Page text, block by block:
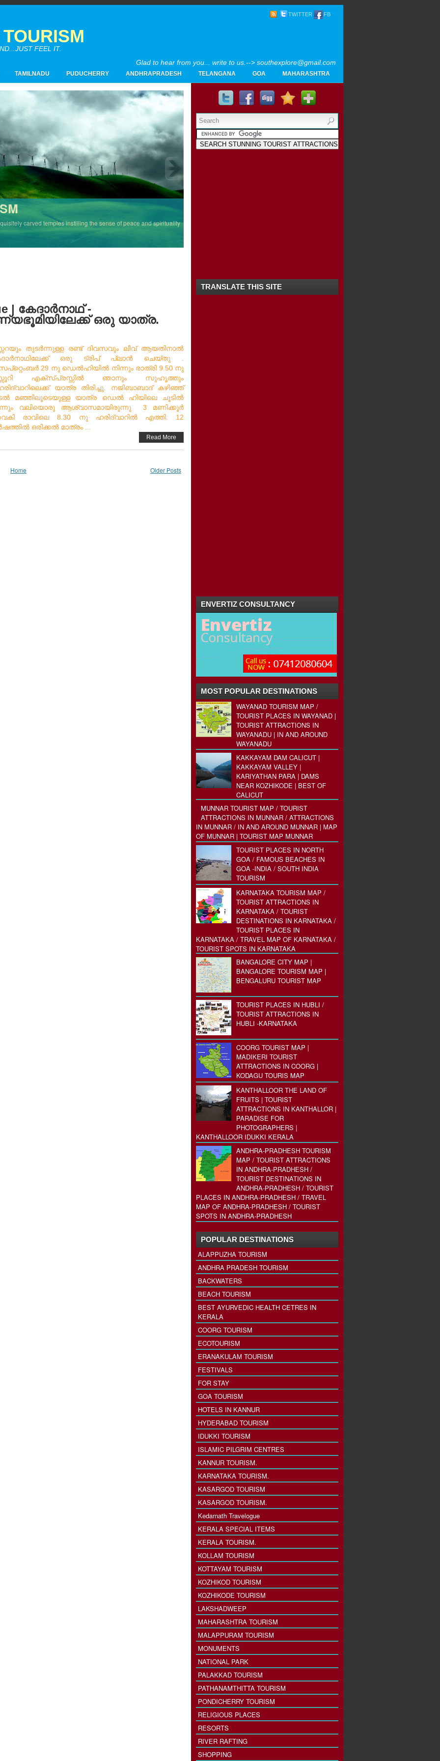
TWITTER FB
FEEL IT.
Glad to hear from you... write to us.--> southexplore@gmail.com
Home
SOUTH INDIA TOURISM PHOTOS
MAPS
LIKE
Powered byBlogger.
Archives
▼2017(4)
▼ 10/15 - 10/22
Kedarnath Travelogue | കേദാർനാഥ് - ഹിമാലയത്തിലെ പു...
(1)
►05/21 - 05/28(1)
02/19 - 02/26
►2016(26)
2015(28)
TAMILNADU PUDUCHERRY ANDHRAPRADESH TELANGANA GOA MAHARASHTRA
carved temples instilling the sense of peace and spirituality
| കേദാർനാഥ് -
ഒരു യാത്ര.
തുടർന്നുള്ള രണ്ട്‌ ദിവസവും ലീവ്‌ ആയതിനാൽ
ഒരു ട്രിപ്‌ പ്ലാൻ ചെയ്‌തു .
29 നു ഡെൽഹിയിൽ നിന്നും രാത്രി 9.50 നു
എക്സ്പ്രസ്സിൽ ഞാനും സുഹൃത്തും
യാത്ര തിരിച്ചു. നജിബാബാദ്‌ കഴിഞ്ഞ്‌
മഞ്ഞിലൂടെയുള്ള യാത്ര ഡെൽ ഹിയിലെ ചൂടിൽ
വലിയൊരു ആശ്വാസമായിരുന്നു 3 മണിക്കൂർ
രാവിലെ 8.30 നു ഹരിദ്വാറിൽ എത്തി. 12
ഒരിക്കൽ മാത്രം ...
Read More
Older Posts
Home
TRANSLATE THIS SITE
ENVERTIZ CONSULTANCY
MOST POPULAR DESTINATIONS
WAYANAD TOURISM MAP /
TOURIST PLACES IN WAYANAD |
TOURIST ATTRACTIONS IN
WAYANADU | IN AND AROUND
WAYANADU
KAKKAYAM DAM CALICUT |
KAKKAYAM VALLEY |
KARIYATHAN PARA | DAMS
NEAR KOZHIKODE | BEST OF
CALICUT
MUNNAR TOURIST MAP / TOURIST
ATTRACTIONS IN MUNNAR / ATTRACTIONS
IN MUNNAR / IN AND AROUND MUNNAR | MAP
OF MUNNAR | TOURIST MAP MUNNAR
TOURIST PLACES IN NORTH
GOA / FAMOUS BEACHES IN
GOA -INDIA / SOUTH INDIA
TOURISM
KARNATAKA TOURISM MAP /
TOURIST ATTRACTIONS IN
KARNATAKA / TOURIST
DESTINATIONS IN KARNATAKA /
TOURIST PLACES IN
KARNATAKA / TRAVEL MAP OF KARNATAKA /
TOURIST SPOTS IN KARNATAKA
BANGALORE CITY MAP |
BANGALORE TOURISM MAP |
BENGALURU TOURIST MAP
TOURIST PLACES IN HUBLI /
TOURIST ATTRACTIONS IN
HUBLI -KARNATAKA
COORG TOURIST MAP |
MADIKERI TOURIST
ATTRACTIONS IN COORG |
KODAGU TOURIS MAP
KANTHALLOOR THE LAND OF
FRUITS | TOURIST
ATTRACTIONS IN KANTHALLOR |
PARADISE FOR
PHOTOGRAPHERS |
KANTHALLOOR IDUKKI KERALA
ANDHRA-PRADHESH TOURISM
MAP / TOURIST ATTRACTIONS
IN ANDHRA-PRADHESH /
TOURIST DESTINATIONS IN
ANDHRA-PRADHESH / TOURIST
PLACES IN ANDHRA-PRADHESH / TRAVEL
MAP OF ANDHRA-PRADHESH / TOURIST
SPOTS IN ANDHRA-PRADHESH
POPULAR DESTINATIONS
ALAPPUZHA TOURISM
ANDHRA PRADESH TOURISM
BACKWATERS
BEACH TOURISM
BEST AYURVEDIC HEALTH CETRES IN
KERALA
COORG TOURISM
ECOTOURISM
ERANAKULAM TOURISM
FESTIVALS
FOR STAY
GOA TOURISM
HOTELS IN KANNUR
HYDERABAD TOURISM
IDUKKI TOURISM
ISLAMIC PILGRIM CENTRES
KANNUR TOURISM.
KARNATAKA TOURISM.
KASARGOD TOURISM
KASARGOD TOURISM.
Kedarnath Travelogue
KERALA SPECIAL ITEMS
KERALA TOURISM.
KOLLAM TOURISM
KOTTAYAM TOURISM
KOZHIKOD TOURISM
KOZHIKODE TOURISM
LAKSHADWEEP
MAHARASHTRA TOURISM
MALAPPURAM TOURISM
MONUMENTS
NATIONAL PARK
PALAKKAD TOURISM
PATHANAMTHITTA TOURISM
PONDICHERRY TOURISM
RELIGIOUS PLACES
RESORTS
RIVER RAFTING
SHOPPING